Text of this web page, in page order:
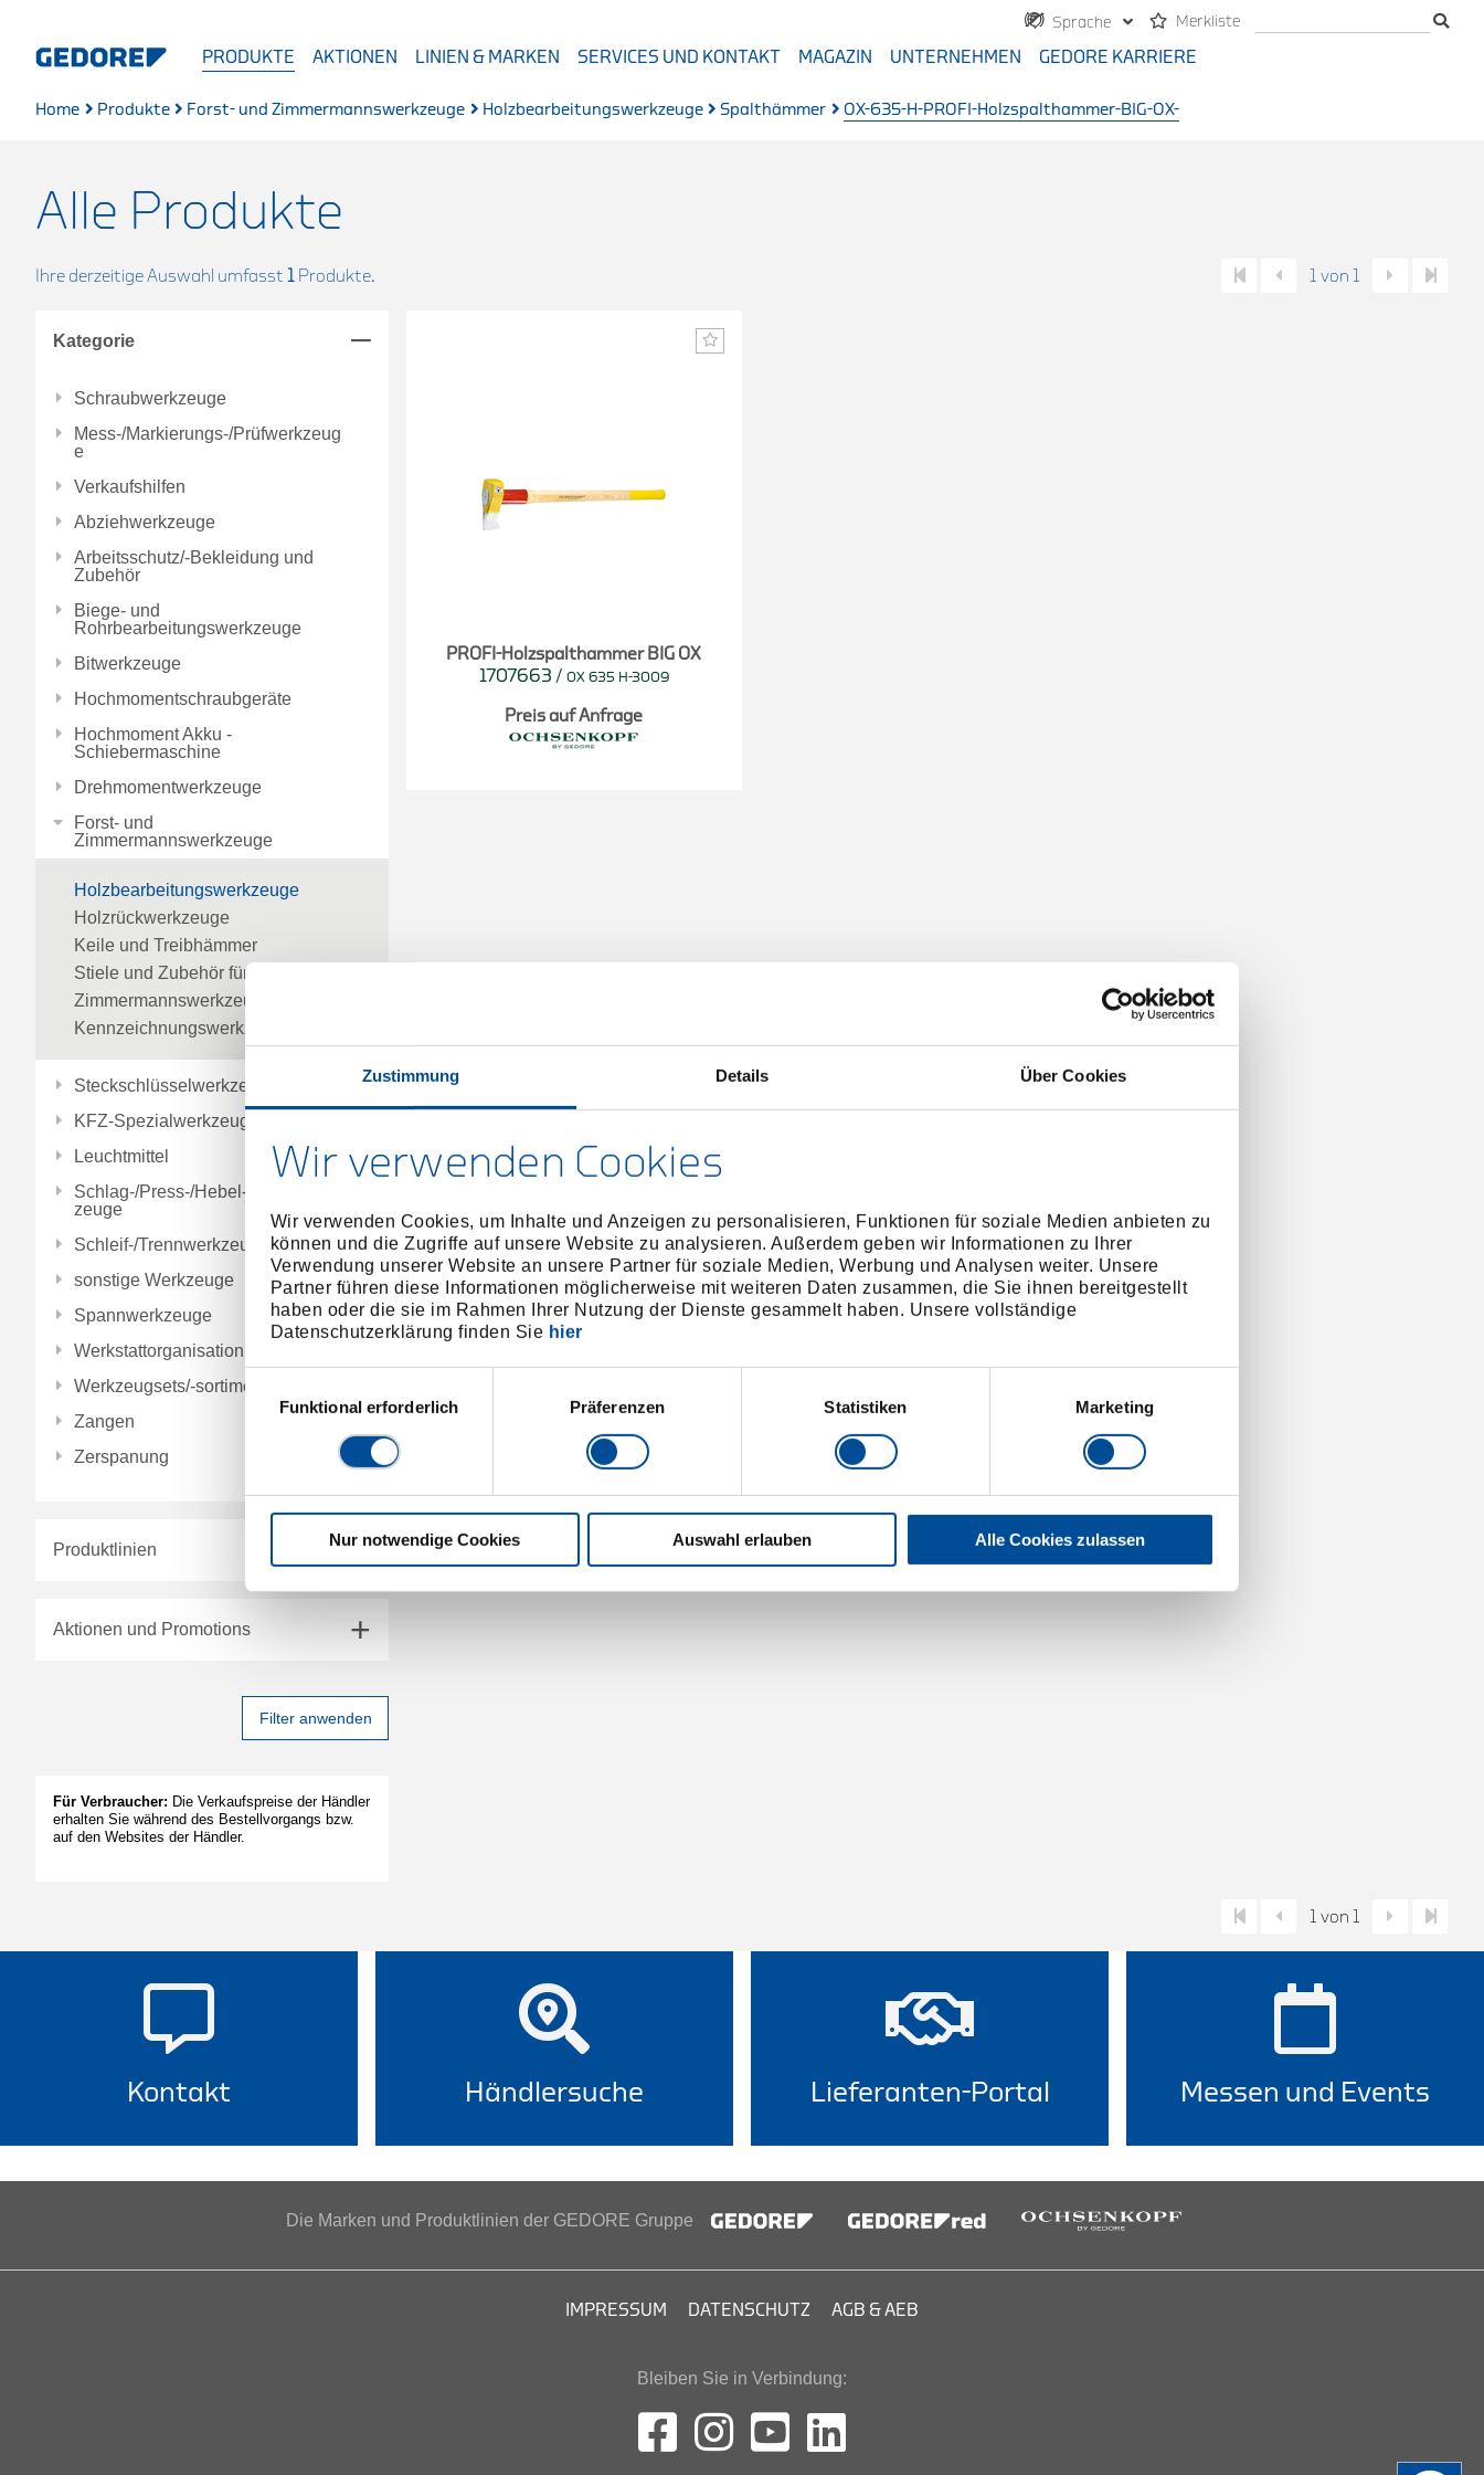
Zustimmung Details Über Cookies
Wir verwenden Cookies
Wir verwenden Cookies, um Inhalte und Anzeigen zu personalisieren, Funktionen für soziale Medien anbieten zu
können und die Zugriffe auf unsere Website zu analysieren. Außerdem geben wir Informationen zu Ihrer
Verwendung unserer Website an unsere Partner für soziale Medien, Werbung und Analysen weiter. Unsere
Partner führen diese Informationen möglicherweise mit weiteren Daten zusammen, die Sie ihnen bereitgestellt
haben oder die sie im Rahmen Ihrer Nutzung der Dienste gesammelt haben. Unsere vollständige
Datenschutzerklärung finden Sie hier
Funktional erforderlich
Präferenzen Statistiken Marketing
Nur notwendige Cookies Auswahl erlauben Alle Cookies zulassen
Sprache Merkliste
PRODUKTE AKTIONEN LINIEN & MARKEN SERVICES UND KONTAKT MAGAZIN UNTERNEHMEN GEDORE KARRIERE
Home Produkte Forst- und Zimmermannswerkzeuge Holzbearbeitungswerkzeuge Spalthämmer OX-635-H-PROFI-Holzspalthammer-BIG-OX-
Alle Produkte
Ihre derzeitige Auswahl umfasst 1 Produkte. 1 von 1
Kategorie
Schraubwerkzeuge
Mess-/Markierungs-/Prüfwerkzeug
e
Verkaufshilfen
Abziehwerkzeuge
Arbeitsschutz/-Bekleidung und
Zubehör
Biege- und
Rohrbearbeitungswerkzeuge
Bitwerkzeuge
Hochmomentschraubgeräte
Hochmoment Akku -
Schiebermaschine
Drehmomentwerkzeuge
Forst- und
Zimmermannswerkzeuge
Holzbearbeitungswerkzeuge
Holzrückwerkzeuge
Keile und Treibhämmer
Stiele und Zubehör für Forst- und
Zimmermannswerkzeuge
Kennzeichnungswerkzeuge
Steckschlüsselwerkzeuge
KFZ-Spezialwerkzeuge
Leuchtmittel
Schlag-/Press-/Hebel-/Einbauwerk
zeuge
Schleif-/Trennwerkzeuge
sonstige Werkzeuge
Spannwerkzeuge
Werkstattorganisation
Werkzeugsets/-sortimente
Zangen
Zerspanung
Produktlinien
Aktionen und Promotions
Filter anwenden
Für Verbraucher: Die Verkaufspreise der Händler
erhalten Sie während des Bestellvorgangs bzw.
auf den Websites der Händler.
PROFI-Holzspalthammer BIG OX
1707663 / OX 635 H-3009
Preis auf Anfrage
1 von 1
Kontakt Händlersuche Lieferanten-Portal Messen und Events
Die Marken und Produktlinien der GEDORE Gruppe
IMPRESSUM DATENSCHUTZ AGB & AEB
Bleiben Sie in Verbindung: